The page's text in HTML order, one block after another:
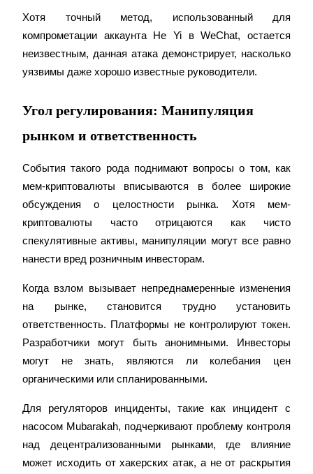
До 65% комиссии!
Реферал
вознаграждения
BTC Welcome Rewards
Хотя точный метод, использованный для
компрометации аккаунта He Yi в WeChat, остается
неизвестным, данная атака демонстрирует, насколько
уязвимы даже хорошо известные руководители.
Угол регулирования: Манипуляция
рынком и ответственность
События такого рода поднимают вопросы о том, как
мем-криптовалюты вписываются в более широкие
обсуждения о целостности рынка. Хотя мем-
криптовалюты часто отрицаются как чисто
спекулятивные активы, манипуляции могут все равно
нанести вред розничным инвесторам.
Когда взлом вызывает непреднамеренные изменения
на рынке, становится трудно установить
ответственность. Платформы не контролируют токен.
Разработчики могут быть анонимными. Инвесторы
могут не знать, являются ли колебания цен
органическими или спланированными.
Для регуляторов инциденты, такие как инцидент с
насосом Mubarakah, подчеркивают проблему контроля
над децентрализованными рынками, где влияние
может исходить от хакерских атак, а не от раскрытия